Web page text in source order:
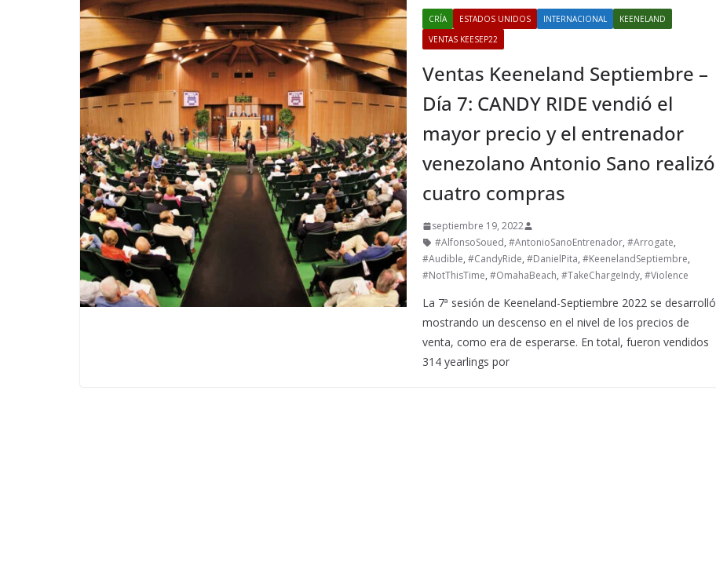
CRÍA ESTADOS UNIDOS INTERNACIONAL
KEENELAND
VENTAS KEESEP22
Ventas Keeneland Septiembre –
Día 7: CANDY RIDE vendió el
mayor precio y el entrenador
venezolano Antonio Sano realizó
cuatro compras
septiembre 19, 2022
#AlfonsoSoued,#AntonioSanoEntrenador,#Arrogate,
#Audible,#CandyRide,#DanielPita,#KeenelandSeptiembre,
#NotThisTime,#OmahaBeach,#TakeChargeIndy,#Violence
La 7ª sesión de Keeneland-Septiembre 2022 se desarrolló
mostrando un descenso en el nivel de los precios de
venta, como era de esperarse. En total, fueron vendidos
314 yearlings por